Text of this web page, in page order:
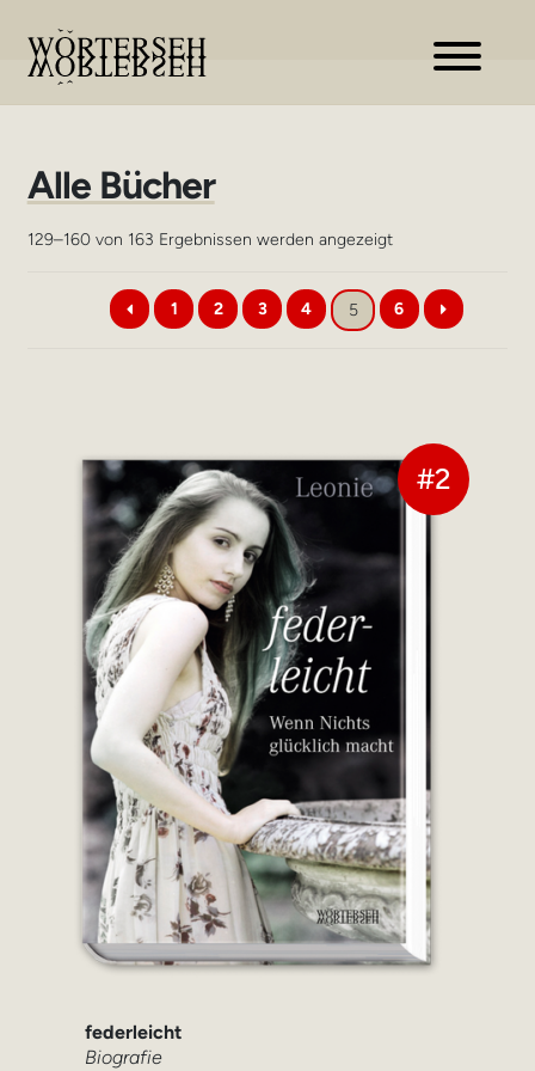
Zur
Navigation
Zum
Inhalt
Alle Bücher
129–160 von 163 Ergebnissen werden angezeigtNach
sortiert
1
2 3 4 5 6
#2
federleicht
Biografie